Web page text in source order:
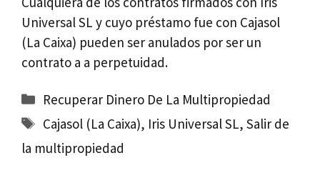
Universal SL y cuyo préstamo fue con Cajasol
(La Caixa) pueden ser anulados por ser un
contrato a a perpetuidad.
Categorías
Recuperar Dinero De La Multipropiedad
Etiquetas
Cajasol (La Caixa), Iris Universal SL,Salir de
la multipropiedad